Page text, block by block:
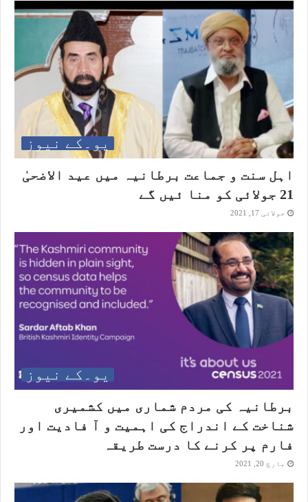
یو۔کے نیوز
اہل سنت و جماعت برطانیہ میں عید الاضحیٰ
21 جولائی کو منا ئیں گے
جولائی 17, 2021
یو۔کے نیوز
برطانیہ کی مردم شماری میں کشمیری
شناخت کے اندراج کی اہمیت و آ فادیت اور
فارم پر کرنے کا درست طریقہ
مارچ 20, 2021